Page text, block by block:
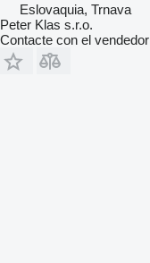
Eslovaquia, Trnava
Peter Klas s.r.o.
Contacte con el vendedor